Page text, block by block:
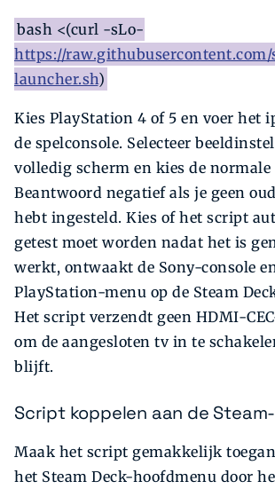
bash <(curl -sLo-
https://
launcher.sh)
Kies PlayStation 4 of 5 en voer het
de spelconsole. Selecteer
volledig scherm en kies de normale
Beantwoord negatief als je geen
hebt ingesteld. Kies of het script
getest moet worden nadat het is
werkt, ontwaakt de Sony-console
PlayStation-menu op de Steam
Het script verzendt geen HDMI-
om de aangesloten tv in te
blijft.
Script koppelen aan de
Maak het script gemakkelijk
het Steam Deck-hoofdmenu door